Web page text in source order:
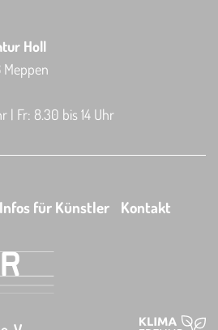
Holl
Meppen
| Fr: 8.30 bis 14 Uhr
Infos für Künstler Kontakt